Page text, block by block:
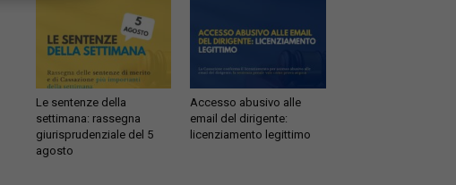
Le sentenze della
settimana: rassegna
giurisprudenziale del 5
agosto
Accesso abusivo alle
email del dirigente:
licenziamento legittimo